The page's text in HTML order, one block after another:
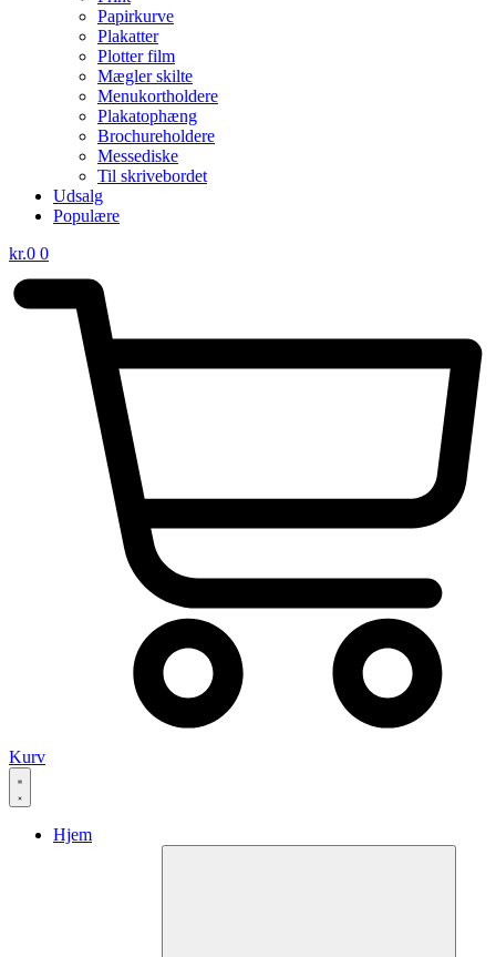
Papirkurve
Plakatter
Plotter film
Mægler skilte
Menukortholdere
Plakatophæng
Brochureholdere
Messediske
Til skrivebordet
Udsalg
Populære
kr.0 0
Kurv
Hjem